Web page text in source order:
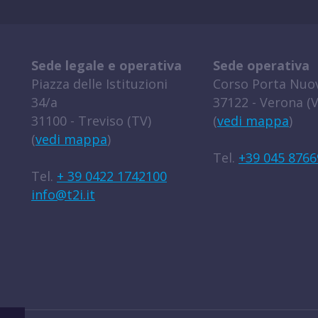
Sede legale e operativa
Piazza delle Istituzioni
34/a
31100 - Treviso (TV)
(vedi mappa)
Tel. + 39 0422 1742100
info@t2i.it
Sede operativa
Corso Porta
37122 - Verona
(vedi mappa)
Tel. +39 045